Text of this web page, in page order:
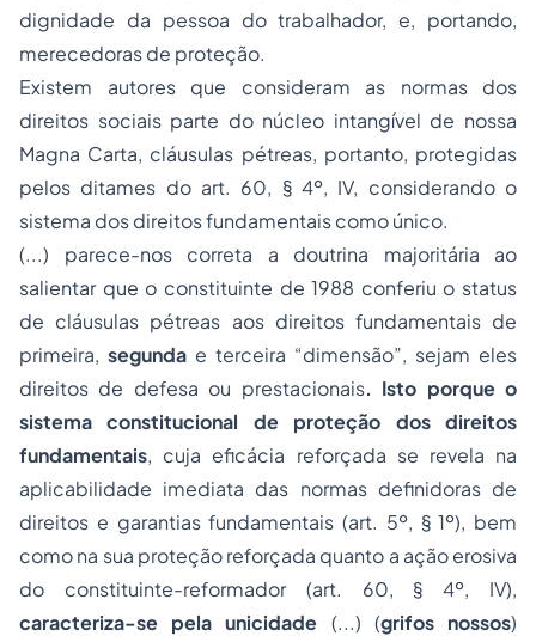
dignidade da pessoa do trabalhador, e, portando,
merecedoras de proteção.
Existem autores que consideram as normas dos
direitos sociais parte do núcleo intangível de nossa
Magna Carta, cláusulas pétreas, portanto, protegidas
pelos ditames do art. 60, § 4º, IV, considerando o
sistema dos direitos fundamentais como único.
(...) parece-nos correta a doutrina majoritária ao
salientar que o constituinte de 1988 conferiu o status
de cláusulas pétreas aos direitos fundamentais de
primeira, segunda e terceira “dimensão”, sejam eles
direitos de defesa ou prestacionais. Isto porque o
sistema constitucional de proteção dos direitos
fundamentais, cuja eficácia reforçada se revela na
aplicabilidade imediata das normas definidoras de
direitos e garantias fundamentais (art. 5º, § 1º), bem
como na sua proteção reforçada quanto a ação erosiva
do constituinte-reformador (art. 60, § 4º, IV),
caracteriza-se pela unicidade (...) (grifos nossos)